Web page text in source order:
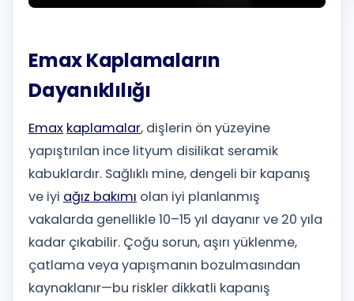
Emax Kaplamaların
Dayanıklılığı
Emax kaplamalar, dişlerin ön yüzeyine
yapıştırılan ince lityum disilikat seramik
kabuklardır. Sağlıklı mine, dengeli bir kapanış
ve iyi ağız bakımı olan iyi planlanmış
vakalarda genellikle 10–15 yıl dayanır ve 20 yıla
kadar çıkabilir. Çoğu sorun, aşırı yüklenme,
çatlama veya yapışmanın bozulmasından
kaynaklanır—bu riskler dikkatli kapanış